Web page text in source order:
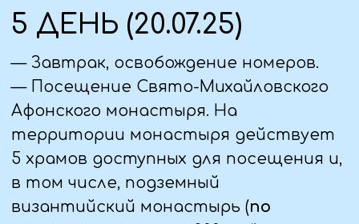
Погода в горах меняется быстро и
часто, вне зависимости от
прогнозируемых погодных условий в
поездку необходимо взять с собой
несколько теплых вещей, сменную
Одежда
(шампунь, гель, зубная паста и тд.)
— ксерокопии документов,
удостоверяющих личность
(паспорта, свид-ва о рождении) на
случай утери оригиналов.